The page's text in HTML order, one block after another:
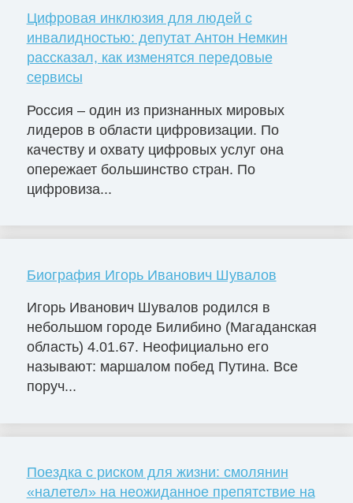
Цифровая инклюзия для людей с
инвалидностью: депутат Антон Немкин
рассказал, как изменятся передовые
сервисы
Россия – один из признанных мировых
лидеров в области цифровизации. По
качеству и охвату цифровых услуг она
опережает большинство стран. По
цифровиза...
Биография Игорь Иванович Шувалов
Игорь Иванович Шувалов родился в
небольшом городе Билибино (Магаданская
область) 4.01.67. Неофициально его
называют: маршалом побед Путина. Все
поруч...
Поездка с риском для жизни: смолянин
«налетел» на неожиданное препятствие на